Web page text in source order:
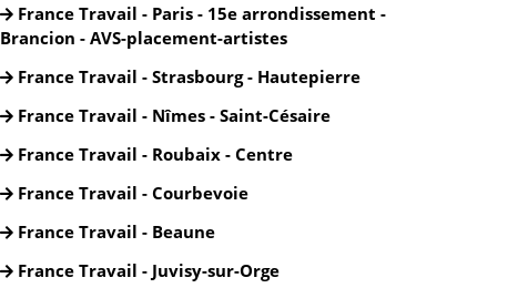
France Travail - Paris - 15e arrondissement -
Brancion - AVS-placement-artistes
France Travail - Strasbourg - Hautepierre
France Travail - Nîmes - Saint-Césaire
France Travail - Roubaix - Centre
France Travail - Courbevoie
France Travail - Beaune
France Travail - Juvisy-sur-Orge